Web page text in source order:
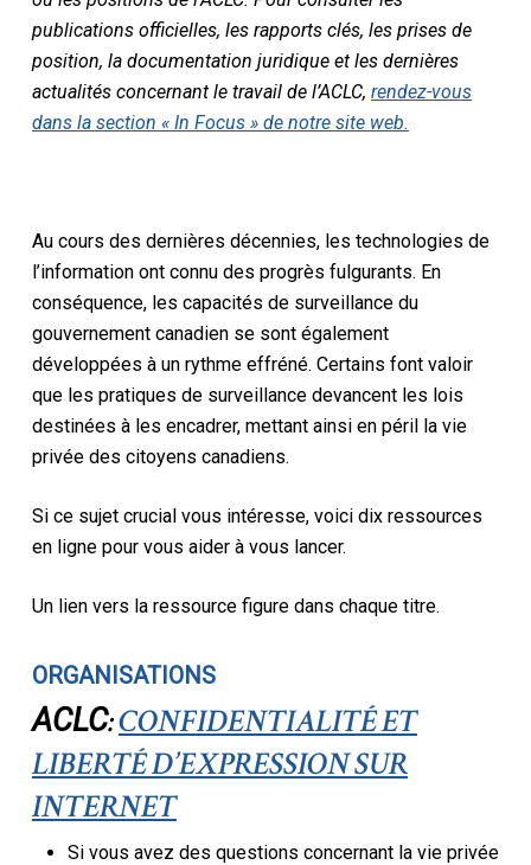
publications officielles, les rapports clés, les prises de
position, la documentation juridique et les dernières
actualités concernant le travail de l’ACLC, rendez-vous
dans la section « In Focus » de notre site web.
Au cours des dernières décennies, les technologies de
l’information ont connu des progrès fulgurants. En
conséquence, les capacités de surveillance du
gouvernement canadien se sont également
développées à un rythme effréné. Certains font valoir
que les pratiques de surveillance devancent les lois
destinées à les encadrer, mettant ainsi en péril la vie
privée des citoyens canadiens.
Si ce sujet crucial vous intéresse, voici dix ressources
en ligne pour vous aider à vous lancer.
Un lien vers la ressource figure dans chaque titre.
ORGANISATIONS
ACLC:CONFIDENTIALITÉ ET
LIBERTÉ D’EXPRESSION SUR
INTERNET
Si vous avez des questions concernant la vie privée